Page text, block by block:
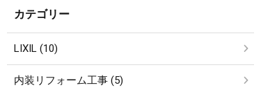
カテゴリー
LIXIL (10)
内装リフォーム工事 (5)